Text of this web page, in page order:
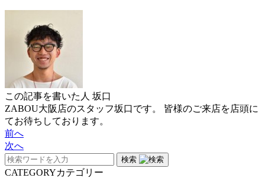
この記事を書いた人 坂口
ZABOU大阪店のスタッフ坂口です。 皆様のご来店を店頭に
てお待ちしております。
前へ
次へ
検索
CATEGORYカテゴリー